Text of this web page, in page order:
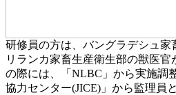
研修員の方は、バングラデシュ家
リランカ家畜生産衛生部の獣医
の際には、「NLBC」から実施調
協力センター(JICE)」から監理員